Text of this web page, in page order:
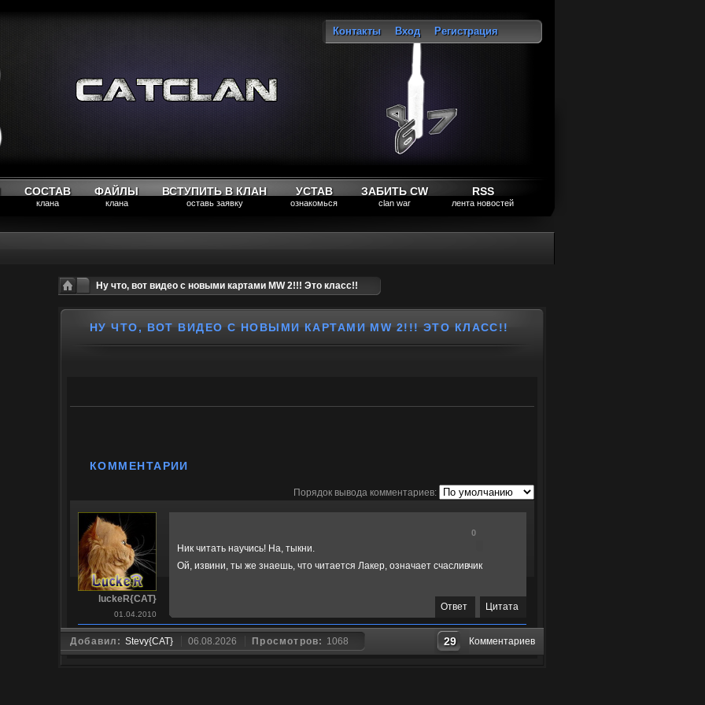
Контакты Вход
Регистрация
СОСТАВ
клана
ФАЙЛЫ
клана
ВСТУПИТЬ В КЛАН
оставь заявку
УСТАВ
ознакомься
ЗАБИТЬ CW
clan war
RSS
лента новостей
Ну что, вот видео с новыми картами MW 2!!! Это класс!!
НУ ЧТО, ВОТ ВИДЕО С НОВЫМИ КАРТАМИ MW 2!!! ЭТО КЛАСС!!
КОММЕНТАРИИ
Порядок вывода комментариев:
luckeR{CAT}
01.04.2010
0
Ник читать научись! На, тыкни.
Ой, извини, ты же знаешь, что читается Лакер, означает счасливчик
Ответ Цитата
Добавил: Stevy{CAT} 06.08.2026 Просмотров: 1068 29 Комментариев